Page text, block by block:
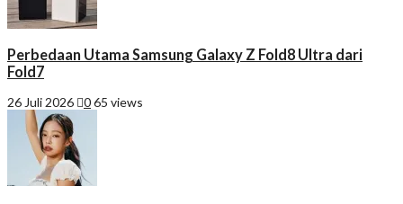
Perbedaan Utama Samsung Galaxy Z Fold8 Ultra dari
Fold7
26 Juli 2026 065 views